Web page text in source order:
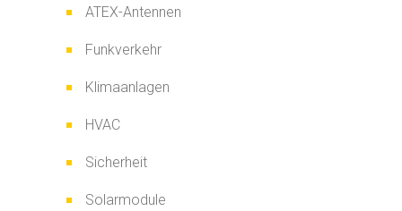
ATEX-Antennen
Funkverkehr
Klimaanlagen
HVAC
Sicherheit
Solarmodule